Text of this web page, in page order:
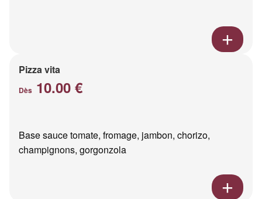
Pizza vita
Dès 10.00 €
Base sauce tomate, fromage, jambon, chorizo,
champignons, gorgonzola